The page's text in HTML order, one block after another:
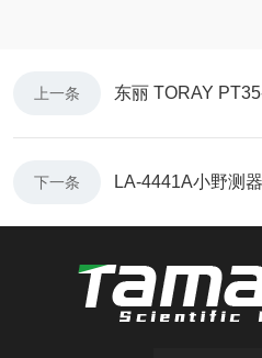
上一条
下一条